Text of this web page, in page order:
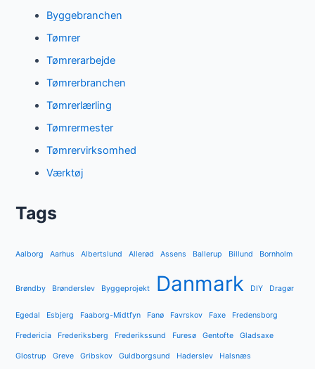
Byggebranchen
Tømrer
Tømrerarbejde
Tømrerbranchen
Tømrerlærling
Tømrermester
Tømrervirksomhed
Værktøj
Tags
Aalborg Aarhus Albertslund Allerød Assens Ballerup Billund Bornholm
Brøndby Brønderslev Byggeprojekt Danmark DIY Dragør
Egedal Esbjerg Faaborg-Midtfyn Fanø Favrskov Faxe Fredensborg
Fredericia Frederiksberg Frederikssund Furesø Gentofte Gladsaxe
Glostrup Greve Gribskov Guldborgsund Haderslev Halsnæs